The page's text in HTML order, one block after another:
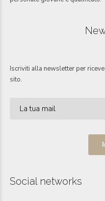
Iscriviti alla newsletter per
sito.
Social networks